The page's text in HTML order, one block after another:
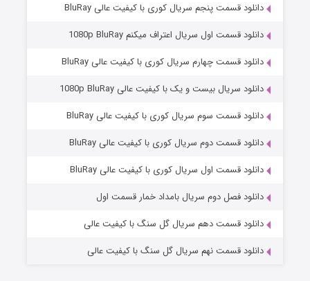
مردگان متحرک: شهر مرده ۳
قسمت2 (زیرنویس) منتشر شد
دانلود قسمت پنجم سریال کوری با کیفیت عالی BluRay
دانلود قسمت اول سریال اعتراف میکنم 1080p BluRay
دانلود قسمت چهارم سریال کوری با کیفیت عالی BluRay
دانلود سریال بیست و یک با کیفیت عالی 1080p BluRay
دانلود قسمت سوم سریال کوری با کیفیت عالی BluRay
دانلود قسمت دوم سریال کوری با کیفیت عالی BluRay
دانلود قسمت اول سریال کوری با کیفیت عالی BluRay
دانلود فصل دوم سریال بامداد خمار قسمت اول
دانلود قسمت دهم سریال گل سنگ با کیفیت عالی
دانلود قسمت نهم سریال گل سنگ با کیفیت عالی